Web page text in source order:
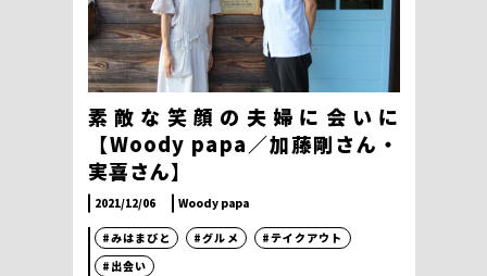
素敵な笑顔の夫婦に会いに
【Woody papa／加藤剛さん・
実喜さん】
2021/12/06 Woody papa
#みはまびと #グルメ
#テイクアウト
#出会い